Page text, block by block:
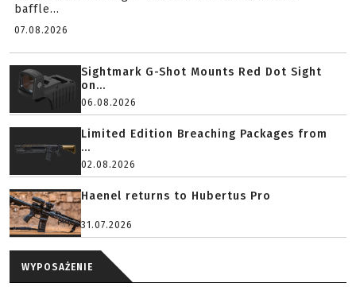
baffle...
07.08.2026
Sightmark G-Shot Mounts Red Dot Sight
on...
06.08.2026
Limited Edition Breaching Packages from
...
02.08.2026
Haenel returns to Hubertus Pro
31.07.2026
WYPOSAŻENIE